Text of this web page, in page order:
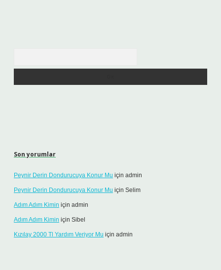
Son yorumlar
Peynir Derin Dondurucuya Konur Mu için admin
Peynir Derin Dondurucuya Konur Mu için Selim
Adım Adım Kimin için admin
Adım Adım Kimin için Sibel
Kızılay 2000 Tl Yardım Veriyor Mu için admin